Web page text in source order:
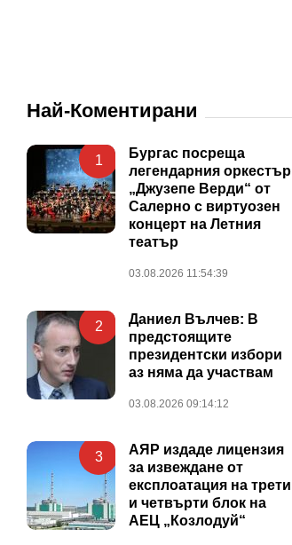
Най-Коментирани
1
Бургас посреща
легендарния оркестър
„Джузепе Верди“ от
Салерно с виртуозен
концерт на Летния
театър
03.08.2026 11:54:39
2
Даниел Вълчев: В
предстоящите
президентски избори
аз няма да участвам
03.08.2026 09:14:12
3
АЯР издаде лицензия
за извеждане от
експлоатация на трети
и четвърти блок на
АЕЦ „Козлодуй“